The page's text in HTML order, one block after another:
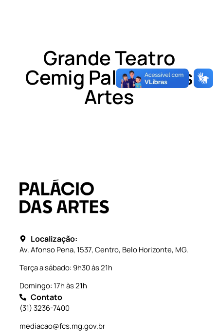
Grande Teatro
Cemig Palácio das
Artes
Localização:
Av. Afonso Pena, 1537, Centro, Belo Horizonte, MG.
Terça a sábado: 9h30 às 21h
Domingo: 17h às 21h
Contato
(31) 3236-7400
mediacao@fcs.mg.gov.br